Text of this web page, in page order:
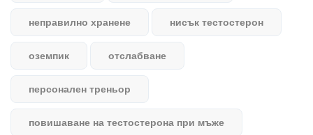
неправилно хранене нисък тестостерон
оземпик отслабване
персонален треньор
повишаване на тестостерона при мъже